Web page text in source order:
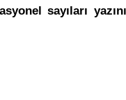
sayıları